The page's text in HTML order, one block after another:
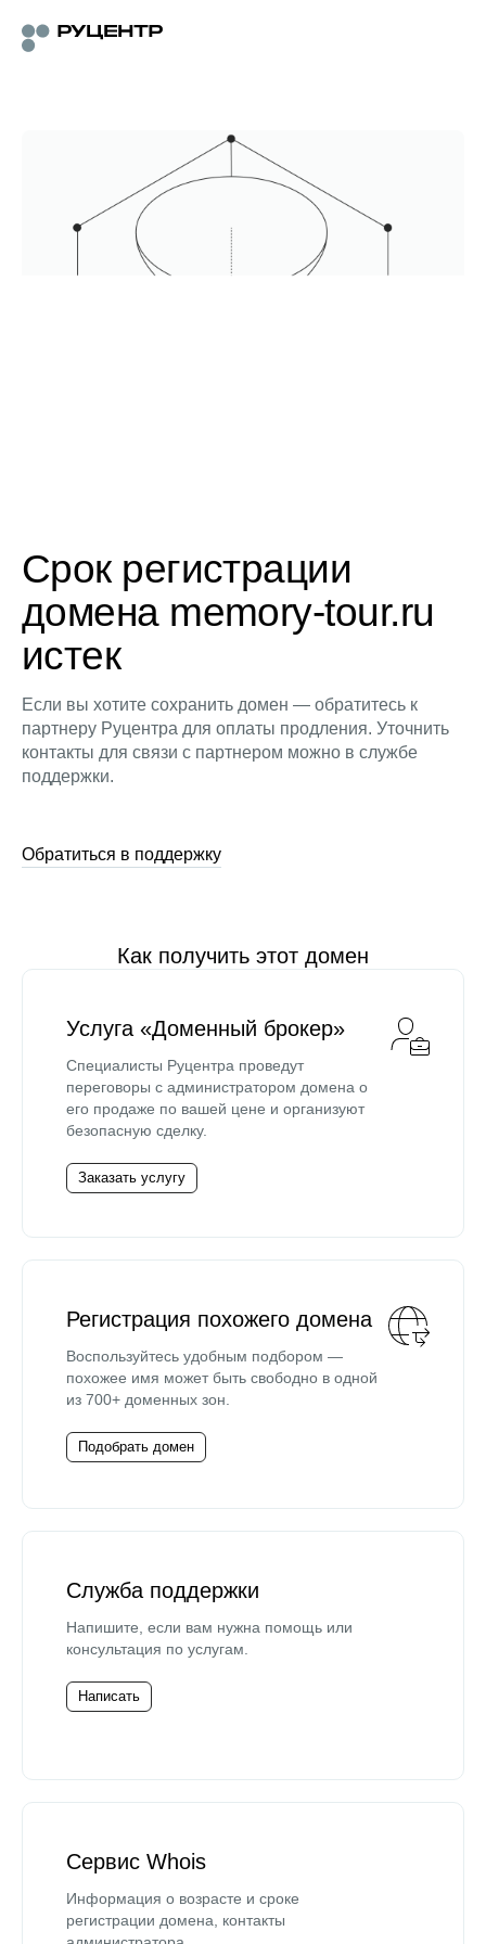
Срок регистрации
домена memory-tour.ru
истек
Если вы хотите сохранить домен — обратитесь к
партнеру Руцентра для оплаты продления. Уточнить
контакты для связи с партнером можно в службе
поддержки.
Обратиться в поддержку
Как получить этот домен
Услуга «Доменный брокер»
Специалисты Руцентра проведут
переговоры с администратором домена о
его продаже по вашей цене и организуют
безопасную сделку.
Заказать услугу
Регистрация похожего домена
Воспользуйтесь удобным подбором —
похожее имя может быть свободно в одной
из 700+ доменных зон.
Подобрать домен
Служба поддержки
Напишите, если вам нужна помощь или
консультация по услугам.
Написать
Сервис Whois
Информация о возрасте и сроке
регистрации домена, контакты